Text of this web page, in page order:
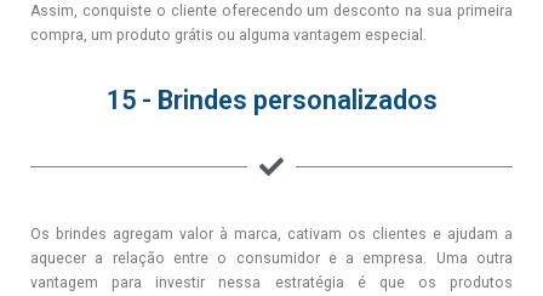
Assim, conquiste o cliente oferecendo um desconto na sua primeira
compra, um produto grátis ou alguma vantagem especial.
15 - Brindes personalizados
Os brindes agregam valor à marca, cativam os clientes e ajudam a
aquecer a relação entre o consumidor e a empresa. Uma outra
vantagem para investir nessa estratégia é que os produtos